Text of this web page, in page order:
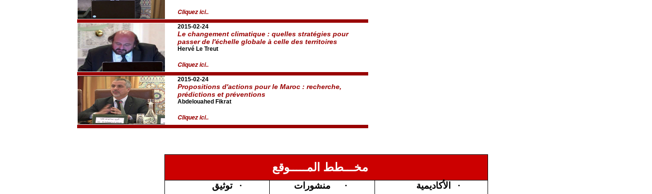
Cliquez ici..
2015-02-24
Le changement climatique : quelles stratégies pour
passer de l'échelle globale à celle des territoires
Hervé Le Treut
Cliquez ici..
2015-02-24
Propositions d'actions pour le Maroc : recherche,
prédictions et préventions
Abdelouahed Fikrat
Cliquez ici..
مخـــطط المـــــوقع
· توثيق · منشورات · الأكاديمية